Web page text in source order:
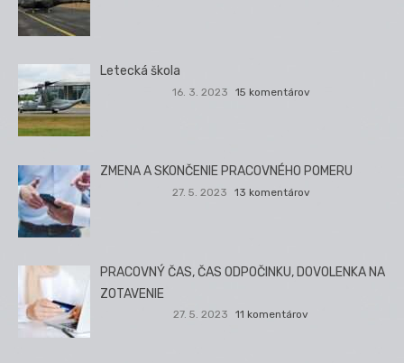
Letecká škola
16. 3. 2023 15 komentárov
ZMENA A SKONČENIE PRACOVNÉHO POMERU
27. 5. 2023 13 komentárov
PRACOVNÝ ČAS, ČAS ODPOČINKU, DOVOLENKA NA
ZOTAVENIE
27. 5. 2023 11 komentárov